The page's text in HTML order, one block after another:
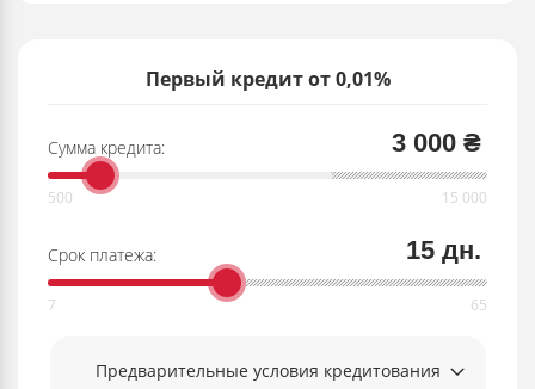
Первый кредит от 0,01%
Сумма кредита: 3 000 ₴
Срок платежа: 15 дн.
Предварительные условия кредитования